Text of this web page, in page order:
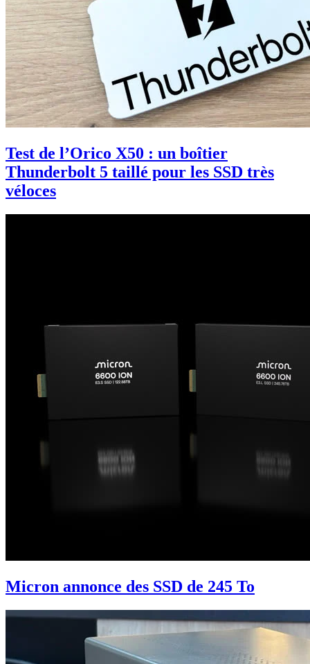
Test de l’Orico X50 : un boîtier
Thunderbolt 5 taillé pour les SSD très
véloces
Micron annonce des SSD de 245 To